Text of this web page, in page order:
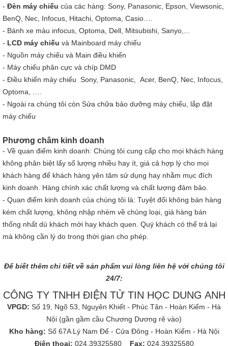
- Đèn máy chiếu của các hàng: Sony, Panasonic, Epson, Viewsonic,
BenQ, Nec, Infocus, Hitachi, Optoma, Casio….
- Bánh xe màu infocus, Optoma, Dell, Mitsubishi, Sanyo,...
- LCD máy chiếu và Mainboard máy chiếu
- Nguồn máy chiếu và Main điều khiển
- Máy chiếu phân cực và chíp DMD
- Điều khiển máy chiếu Sony, Panasonic, Acer, BenQ, Nec, Infocus,
Optoma, ….
- Ngoài ra chúng tôi còn Sửa chữa bảo dưỡng máy chiếu, lắp đặt
máy chiếu
Phương châm kinh doanh
- Về quan điểm kinh doanh: Chúng tôi cung cấp cho mọi khách hàng
không phân biệt lấy số lượng nhiều hay ít, giá cả hợp lý cho mọi
khách hàng để khách hàng yên tâm sử dụng hay nhằm mục đích
kinh doanh. Hàng chính xác chất lượng và chất lượng đảm bảo.
- Quan điểm kinh doanh của chúng tôi là: Tuyệt đối không bán hàng
kém chất lượng, không nhập nhèm về chủng loại, giá hàng bán
thống nhất dù khách mới hay khách quen. Quý khách có thể trả lại
mà không cần lý do trong thời gian cho phép.
Để biết thêm chi tiết về sản phẩm vui lòng liên hệ với chúng tôi
24/7:
CÔNG TY TNHH ĐIỆN TỬ TIN HỌC DUNG ANH
VPGD: Số 19, Ngõ 53, Nguyên Khiết - Phúc Tân - Hoàn Kiếm - Hà
Nội (gần gầm cầu Chương Dương rẽ vào)
Kho hàng: Số 67A Lý Nam Đế - Cửa Đông - Hoàn Kiếm - Hà Nội
Điện thoại: 024.39325580 Fax: 024.39325580